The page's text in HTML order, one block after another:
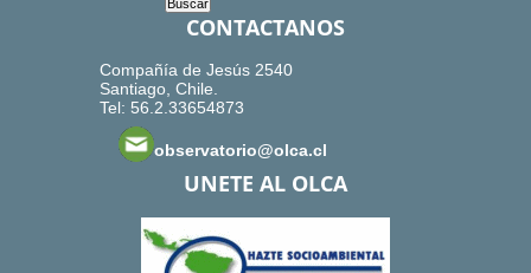
CONTACTANOS
Compañía de Jesús 2540
Santiago, Chile.
Tel: 56.2.33654873
observatorio@olca.cl
UNETE AL OLCA